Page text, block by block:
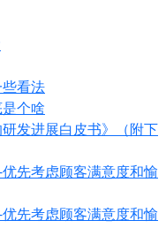
看法
个啥
发进展白皮书》（附下
先考虑顾客满意度和愉
先考虑顾客满意度和愉